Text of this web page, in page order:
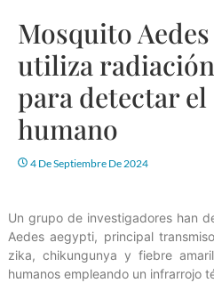
Mosquito
utiliza
para detectar
humano
4 De Septiembre De 2024
Un grupo de investigadores han
Aedes aegypti, principal
zika, chikungunya y fiebre
humanos empleando un infrarrojo